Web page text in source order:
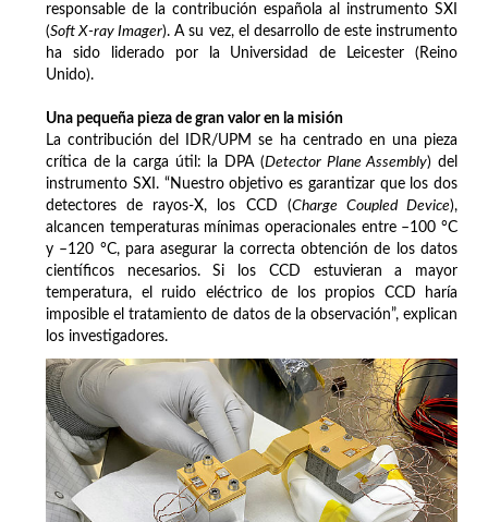
responsable de la contribución española al instrumento SXI
(Soft X-ray Imager). A su vez, el desarrollo de este instrumento
ha sido liderado por la Universidad de Leicester (Reino
Unido).
Una pequeña pieza de gran valor en la misión
La contribución del IDR/UPM se ha centrado en una pieza
crítica de la carga útil: la DPA (Detector Plane Assembly) del
instrumento SXI. “Nuestro objetivo es garantizar que los dos
detectores de rayos-X, los CCD (Charge Coupled Device),
alcancen temperaturas mínimas operacionales entre –100 °C
y –120 °C, para asegurar la correcta obtención de los datos
científicos necesarios. Si los CCD estuvieran a mayor
temperatura, el ruido eléctrico de los propios CCD haría
imposible el tratamiento de datos de la observación”, explican
los investigadores.